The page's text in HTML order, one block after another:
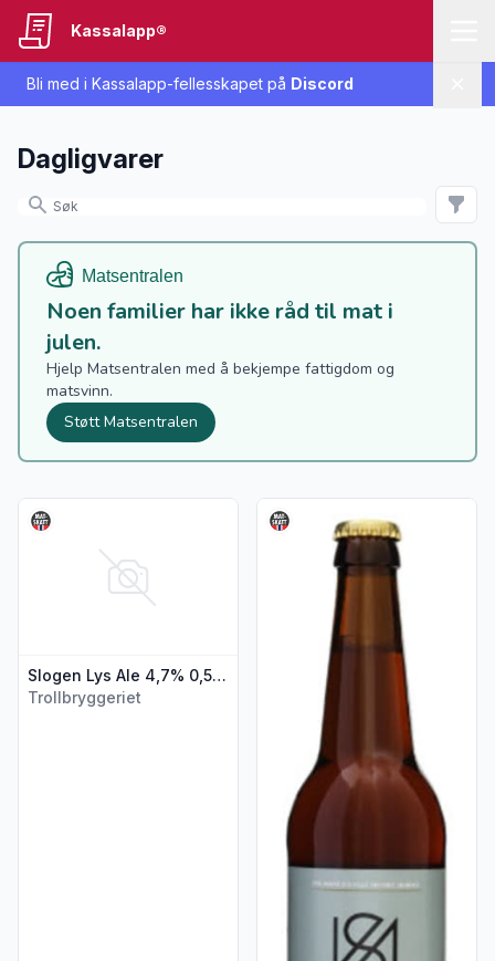
Bli med i Kassalapp-fellesskapet på Discord
Kassalapp®
Dagligvarer
Noen familier har ikke råd til mat i
julen.
Hjelp Matsentralen med å bekjempe fattigdom og
matsvinn.
Støtt Matsentralen
Slogen Lys Ale 4,7% 0,5l flaske
Trollbryggeriet
Vis flere detaljer for produktet "Slogen Lys Ale 4,7% 0,5l
Vis flere detaljer for